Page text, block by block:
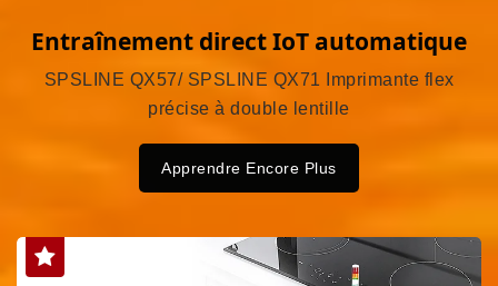
Entraînement direct IoT automatique
SPSLINE QX57/ SPSLINE QX71 Imprimante flex
précise à double lentille
Apprendre Encore Plus